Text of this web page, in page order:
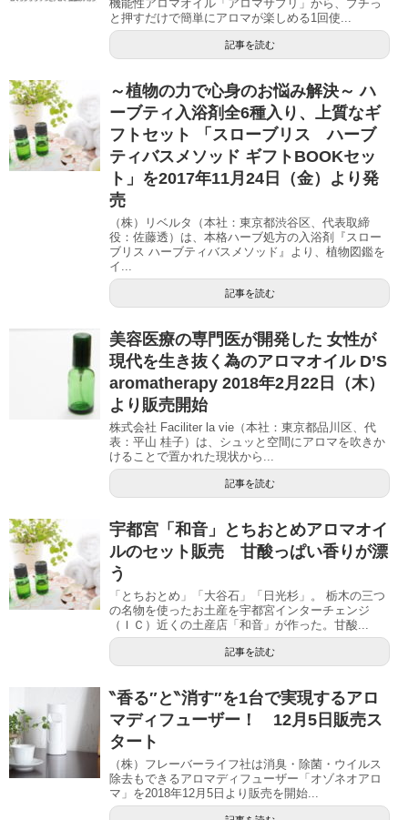
機能性アロマオイル「アロマサプリ」から、プチっ
と押すだけで簡単にアロマが楽しめる1回使...
記事を読む
～植物の力で心身のお悩み解決～ ハ
ーブティ入浴剤全6種入り、上質なギ
フトセット 「スローブリス ハーブ
ティバスメソッド ギフトBOOKセッ
ト」を2017年11月24日（金）より発
売
（株）リベルタ（本社：東京都渋谷区、代表取締
役：佐藤透）は、本格ハーブ処方の入浴剤『スロー
ブリス ハーブティバスメソッド』より、植物図鑑を
イ...
記事を読む
美容医療の専門医が開発した 女性が
現代を生き抜く為のアロマオイル D’S
aromatherapy 2018年2月22日（木）
より販売開始
株式会社 Faciliter la vie（本社：東京都品川区、代
表：平山 桂子）は、シュッと空間にアロマを吹きか
けることで置かれた現状から...
記事を読む
宇都宮「和音」とちおとめアロマオイ
ルのセット販売 甘酸っぱい香りが漂
う
「とちおとめ」「大谷石」「日光杉」。 栃木の三つ
の名物を使ったお土産を宇都宮インターチェンジ
（ＩＣ）近くの土産店「和音」が作った。甘酸...
記事を読む
‶香る″と‶消す″を1台で実現するアロ
マディフューザー！ 12月5日販売ス
タート
（株）フレーバーライフ社は消臭・除菌・ウイルス
除去もできるアロマディフューザー「オゾネオアロ
マ」を2018年12月5日より販売を開始...